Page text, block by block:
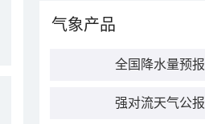
气象产品
全国降水量预报
强对流天气公报